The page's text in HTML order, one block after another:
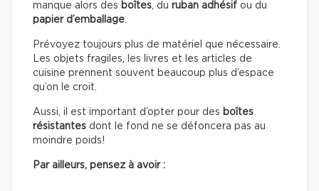
manque alors des boîtes, du ruban adhésif ou du
papier d’emballage.
Prévoyez toujours plus de matériel que nécessaire.
Les objets fragiles, les livres et les articles de
cuisine prennent souvent beaucoup plus d’espace
qu’on le croit.
Aussi, il est important d’opter pour des boîtes
résistantes dont le fond ne se défoncera pas au
moindre poids!
Par ailleurs, pensez à avoir :